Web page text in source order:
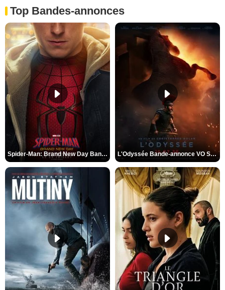
Top Bandes-annonces
Spider-Man: Brand New Day Bande-annonce VO STFR L'Odyssée Bande-annonce VO STFR